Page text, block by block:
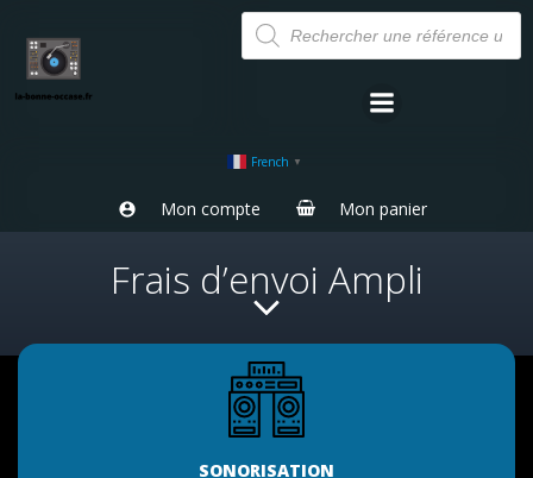
Aller
au
contenu
Recherche
de
produits
French ▼
Mon compte Mon panier
Frais d’envoi Ampli
SONORISATION